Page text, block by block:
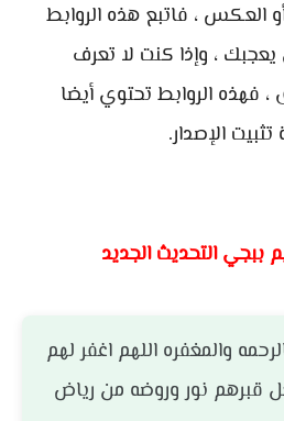
من 32 إلى 64 أو العكس ، فاتبع هذه الروابط
يعجبك ، وإذا كنت لا تعرف
، فهذه الروابط تحتوي أيضا
الإصدار.
والمغفره اللهم اغفر لهم
قبرهم نور وروضه من رياض